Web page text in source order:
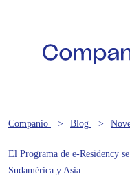
Companio Blog
El Programa de e-Residency
Sudamérica y Asia